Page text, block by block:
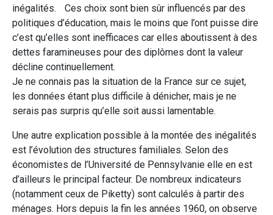
inégalités. Ces choix sont bien sûr influencés par des
politiques d’éducation, mais le moins que l’ont puisse dire
c’est qu’elles sont inefficaces car elles aboutissent à des
dettes faramineuses pour des diplômes dont la valeur
décline continuellement.
Je ne connais pas la situation de la France sur ce sujet,
les données étant plus difficile à dénicher, mais je ne
serais pas surpris qu’elle soit aussi lamentable.
Une autre explication possible à la montée des inégalités
est l’évolution des structures familiales. Selon des
économistes de l’Université de Pennsylvanie elle en est
d’ailleurs le principal facteur. De nombreux indicateurs
(notamment ceux de Piketty) sont calculés à partir des
ménages. Hors depuis la fin les années 1960, on observe